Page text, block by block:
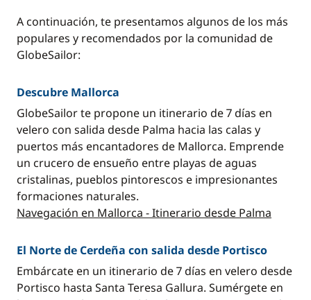
A continuación, te presentamos algunos de los más
populares y recomendados por la comunidad de
GlobeSailor:
Descubre Mallorca
GlobeSailor te propone un itinerario de 7 días en
velero con salida desde Palma hacia las calas y
puertos más encantadores de Mallorca. Emprende
un crucero de ensueño entre playas de aguas
cristalinas, pueblos pintorescos e impresionantes
formaciones naturales.
Navegación en Mallorca - Itinerario desde Palma
El Norte de Cerdeña con salida desde Portisco
Embárcate en un itinerario de 7 días en velero desde
Portisco hasta Santa Teresa Gallura. Sumérgete en